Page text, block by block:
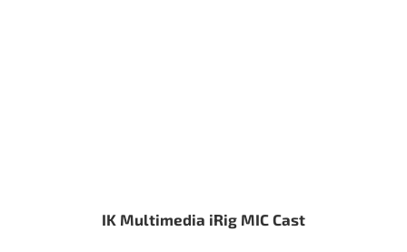
IK Multimedia iRig MIC Cast